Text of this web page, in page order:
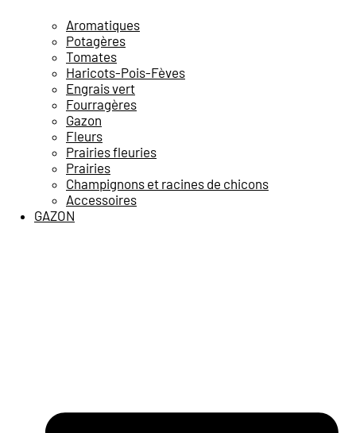
Aromatiques
Potagères
Tomates
Haricots-Pois-Fèves
Engrais vert
Fourragères
Gazon
Fleurs
Prairies fleuries
Prairies
Champignons et racines de chicons
Accessoires
GAZON